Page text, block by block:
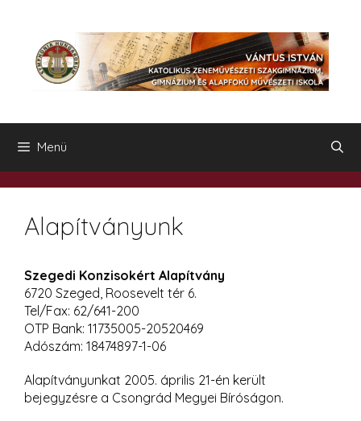
tartalomba
Menü
Alapítványunk
Szegedi Konzisokért Alapítvány
6720 Szeged, Roosevelt tér 6.
Tel/Fax: 62/641-200
OTP Bank: 11735005-20520469
Adószám: 18474897-1-06
Alapítványunkat 2005. április 21-én került
bejegyzésre a Csongrád Megyei Bíróságon.